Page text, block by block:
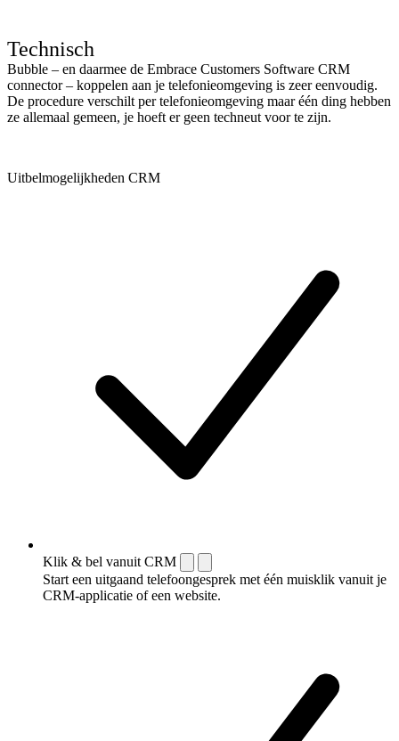
Technisch
Bubble – en daarmee de Embrace Customers Software CRM
connector – koppelen aan je telefonieomgeving is zeer eenvoudig.
De procedure verschilt per telefonieomgeving maar één ding hebben
ze allemaal gemeen, je hoeft er geen techneut voor te zijn.
Uitbelmogelijkheden CRM
Klik & bel vanuit CRM
Start een uitgaand telefoongesprek met één muisklik vanuit je
CRM-applicatie of een website.